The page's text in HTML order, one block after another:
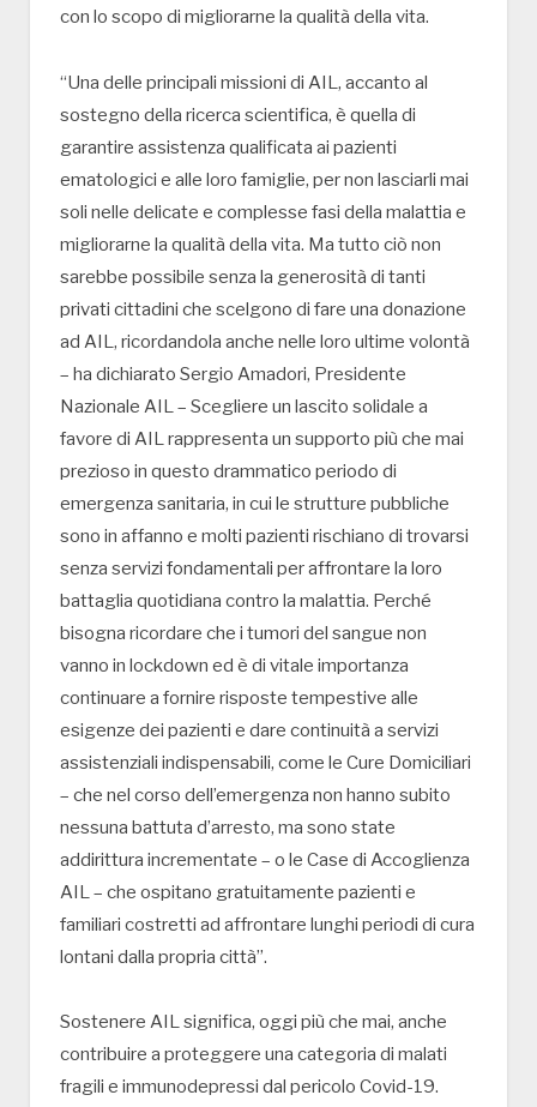
con lo scopo di migliorarne la qualità della vita.
“Una delle principali missioni di AIL, accanto al
sostegno della ricerca scientifica, è quella di
garantire assistenza qualificata ai pazienti
ematologici e alle loro famiglie, per non lasciarli mai
soli nelle delicate e complesse fasi della malattia e
migliorarne la qualità della vita. Ma tutto ciò non
sarebbe possibile senza la generosità di tanti
privati cittadini che scelgono di fare una donazione
ad AIL, ricordandola anche nelle loro ultime volontà
– ha dichiarato Sergio Amadori, Presidente
Nazionale AIL – Scegliere un lascito solidale a
favore di AIL rappresenta un supporto più che mai
prezioso in questo drammatico periodo di
emergenza sanitaria, in cui le strutture pubbliche
sono in affanno e molti pazienti rischiano di trovarsi
senza servizi fondamentali per affrontare la loro
battaglia quotidiana contro la malattia. Perché
bisogna ricordare che i tumori del sangue non
vanno in lockdown ed è di vitale importanza
continuare a fornire risposte tempestive alle
esigenze dei pazienti e dare continuità a servizi
assistenziali indispensabili, come le Cure Domiciliari
– che nel corso dell’emergenza non hanno subito
nessuna battuta d’arresto, ma sono state
addirittura incrementate – o le Case di Accoglienza
AIL – che ospitano gratuitamente pazienti e
familiari costretti ad affrontare lunghi periodi di cura
lontani dalla propria città”.
Sostenere AIL significa, oggi più che mai, anche
contribuire a proteggere una categoria di malati
fragili e immunodepressi dal pericolo Covid-19.